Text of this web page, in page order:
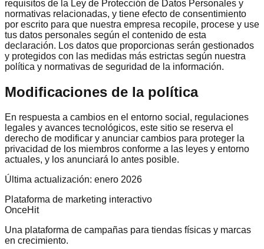
requisitos de la Ley de Protección de Datos Personales y
normativas relacionadas, y tiene efecto de consentimiento
por escrito para que nuestra empresa recopile, procese y use
tus datos personales según el contenido de esta
declaración. Los datos que proporcionas serán gestionados
y protegidos con las medidas más estrictas según nuestra
política y normativas de seguridad de la información.
Modificaciones de la política
En respuesta a cambios en el entorno social, regulaciones
legales y avances tecnológicos, este sitio se reserva el
derecho de modificar y anunciar cambios para proteger la
privacidad de los miembros conforme a las leyes y entorno
actuales, y los anunciará lo antes posible.
Última actualización: enero 2026
Plataforma de marketing interactivo
OnceHit
Una plataforma de campañas para tiendas físicas y marcas
en crecimiento.